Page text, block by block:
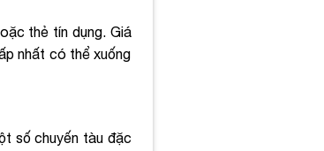
thẻ tín dụng. Giá
nhất có thể xuống
số chuyến tàu đặc